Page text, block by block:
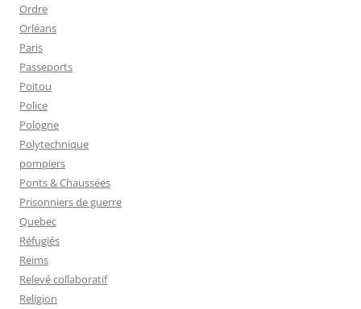
Ordre
Orléans
Paris
Passeports
Poitou
Police
Pologne
Polytechnique
pompiers
Ponts & Chaussées
Prisonniers de guerre
Quebec
Réfugiés
Reims
Relevé collaboratif
Religion